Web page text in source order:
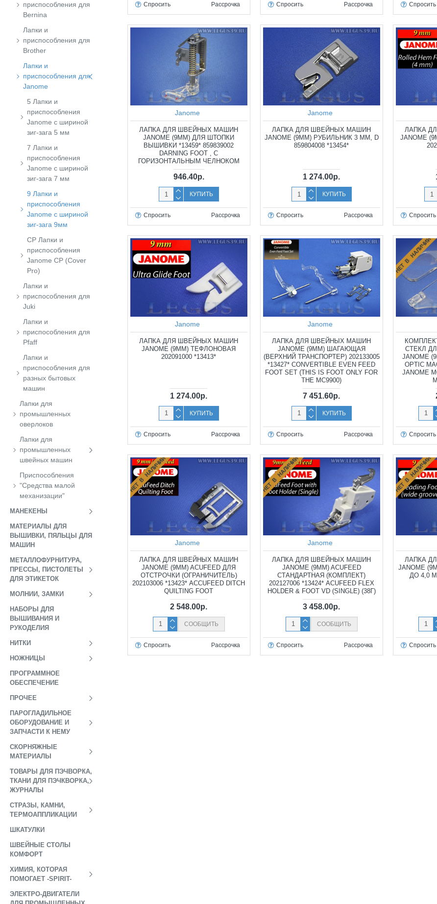
приспособления для
Bernina
Лапки и
приспособления для
Brother
Лапки и
приспособления для
Janome
5 Лапки и
приспособления
Janome с шириной
зиг-зага 5 мм
7 Лапки и
приспособления
Janome с шириной
зиг-зага 7 мм
9 Лапки и
приспособления
Janome с шириной
зиг-зага 9мм
CP Лапки и
приспособления
Janome CP (Cover
Pro)
Лапки и
приспособления для
Juki
Лапки и
приспособления для
Pfaff
Лапки и
приспособления для
разных бытовых
машин
Лапки для
промышленных
оверлоков
Лапки для
промышленных
швейных машин
Приспособления
"Средства малой
механизации"
МАНЕКЕНЫ
МАТЕРИАЛЫ ДЛЯ
ВЫШИВКИ, ПЯЛЬЦЫ ДЛЯ
МАШИН
МЕТАЛЛОФУРНИТУРА,
ПРЕССЫ, ПИСТОЛЕТЫ
ДЛЯ ЭТИКЕТОК
МОЛНИИ, ЗАМКИ
НАБОРЫ ДЛЯ
ВЫШИВАНИЯ И
РУКОДЕЛИЯ
НИТКИ
НОЖНИЦЫ
ПРОГРАММНОЕ
ОБЕСПЕЧЕНИЕ
ПРОЧЕЕ
ПАРОГЛАДИЛЬНОЕ
ОБОРУДОВАНИЕ И
ЗАПЧАСТИ К НЕМУ
СКОРНЯЖНЫЕ
МАТЕРИАЛЫ
ТОВАРЫ ДЛЯ ПЭЧВОРКА,
ТКАНИ ДЛЯ ПЭЧКВОРКА,
ЖУРНАЛЫ
СТРАЗЫ, КАМНИ,
ТЕРМОАППЛИКАЦИИ
ШКАТУЛКИ
ШВЕЙНЫЕ СТОЛЫ
КОМФОРТ
ХИМИЯ, КОТОРАЯ
ПОМОГАЕТ -SPIRIT-
ЭЛЕКТРО-ДВИГАТЕЛИ
Спросить Рассрочка Спросить Рассрочка Спросить
Janome
ЛАПКА ДЛЯ ШВЕЙНЫХ МАШИН
JANOME (9ММ) ДЛЯ ШТОПКИ
ВЫШИВКИ *13459* 859839002
DARNING FOOT , С
ГОРИЗОНТАЛЬНЫМ ЧЕЛНОКОМ
946.40р.
КУПИТЬ
Спросить Рассрочка
Janome
ЛАПКА ДЛЯ ШВЕЙНЫХ МАШИН
JANOME (9ММ) РУБИЛЬНИК 3 ММ, D
859804008 *13454*
1 274.00р.
КУПИТЬ
Спросить Рассрочка
ЛАПКА
JANOME
Спросить
Janome
ЛАПКА ДЛЯ ШВЕЙНЫХ МАШИН
JANOME (9ММ) ТЕФЛОНОВАЯ
202091000 *13413*
1 274.00р.
КУПИТЬ
Спросить Рассрочка
Janome
ЛАПКА ДЛЯ ШВЕЙНЫХ МАШИН
JANOME (9ММ) ШАГАЮЩАЯ
(ВЕРХНИЙ ТРАНСПОРТЕР) 202133005
*13427* CONVERTIBLE EVEN FEED
FOOT SET (THIS IS FOOT ONLY FOR
THE MC9900)
7 451.60р.
КУПИТЬ
Спросить Рассрочка
НЕТ В НАЛИЧИИ
СТЕКЛ
JANOME
OPTIC
JANOME
Спросить
НЕТ В НАЛИЧИИ
Janome
ЛАПКА ДЛЯ ШВЕЙНЫХ МАШИН
JANOME (9ММ) ACUFEED ДЛЯ
ОТСТРОЧКИ (ОГРАНИЧИТЕЛЬ)
202103006 *13423* ACCUFEED DITCH
QUILTING FOOT
2 548.00р.
СООБЩИТЬ
Спросить Рассрочка
НЕТ В НАЛИЧИИ
Janome
ЛАПКА ДЛЯ ШВЕЙНЫХ МАШИН
JANOME (9ММ) ACUFEED
СТАНДАРТНАЯ (КОМПЛЕКТ)
202127006 *13424* ACUFEED FLEX
HOLDER & FOOT VD (SINGLE) (38Г)
3 458.00р.
СООБЩИТЬ
Спросить Рассрочка
НЕТ В НАЛИЧИИ
ЛАПКА
JANOME
ДО 4,0
Спросить